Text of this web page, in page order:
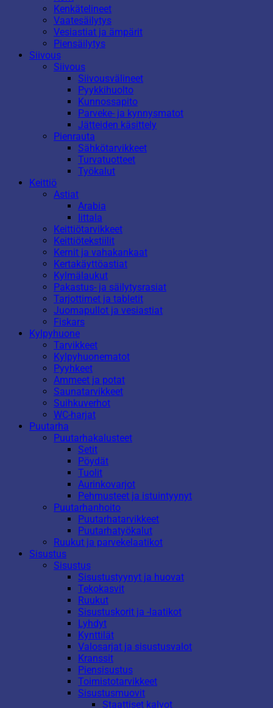
Kenkätelineet
Vaatesäilytys
Vesiastiat ja ämpärit
Piensäilytys
Siivous
Siivous
Siivousvälineet
Pyykkihuolto
Kunnossapito
Parveke- ja kynnysmatot
Jätteiden käsittely
Pienrauta
Sähkötarvikkeet
Turvatuotteet
Työkalut
Keittiö
Astiat
Arabia
Iittala
Keittiötarvikkeet
Keittiötekstiilit
Kernit ja vahakankaat
Kertakäyttöastiat
Kylmälaukut
Pakastus- ja säilytysrasiat
Tarjottimet ja tabletit
Juomapullot ja vesiastiat
Fiskars
Kylpyhuone
Tarvikkeet
Kylpyhuonematot
Pyyhkeet
Ammeet ja potat
Saunatarvikkeet
Suihkuverhot
WC-harjat
Puutarha
Puutarhakalusteet
Setit
Pöydät
Tuolit
Aurinkovarjot
Pehmusteet ja istuintyynyt
Puutarhanhoito
Puutarhatarvikkeet
Puutarhatyökalut
Ruukut ja parvekelaatikot
Sisustus
Sisustus
Sisustustyynyt ja huovat
Tekokasvit
Ruukut
Sisustuskorit ja -laatikot
Lyhdyt
Kynttilät
Valosarjat ja sisustusvalot
Kranssit
Piensisustus
Toimistotarvikkeet
Sisustusmuovit
Staattiset kalvot